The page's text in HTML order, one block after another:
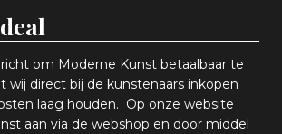
om Moderne Kunst betaalbaar te
wij direct bij de kunstenaars inkopen
laag houden. Op onze website
aan via de webshop en door middel